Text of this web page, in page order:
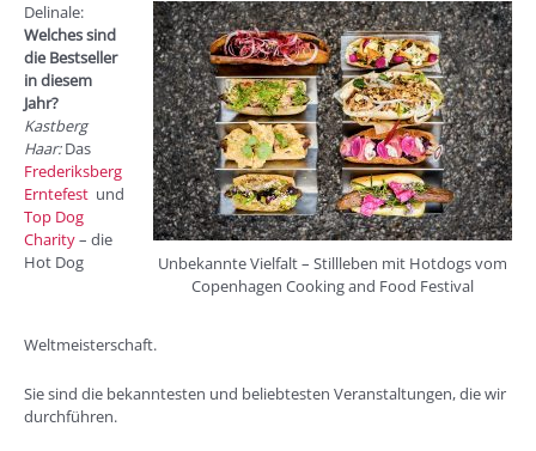
Unbekannte Vielfalt – Stillleben mit Hotdogs vom
Copenhagen Cooking and Food Festival
Delinale:
Welches sind
die Bestseller
in diesem
Jahr?
Kastberg
Haar:Das
Frederiksberg
Erntefest und
Top Dog
Charity– die
Hot Dog
Weltmeisterschaft.
Sie sind die bekanntesten und beliebtesten Veranstaltungen, die wir
durchführen.